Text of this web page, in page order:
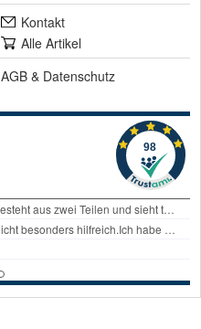
Kontakt
Alle Artikel
AGB & Datenschutz